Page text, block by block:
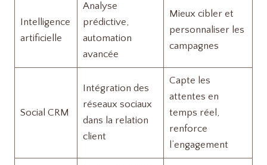
Intelligence
artificielle
Analyse
prédictive,
automation
avancée
Mieux cibler et
personnaliser les
campagnes
Social CRM
Intégration des
réseaux sociaux
dans la relation
client
Capte les
attentes en
temps réel,
renforce
l’engagement